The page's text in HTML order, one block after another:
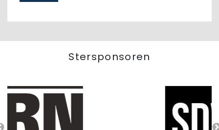
Stersponsoren